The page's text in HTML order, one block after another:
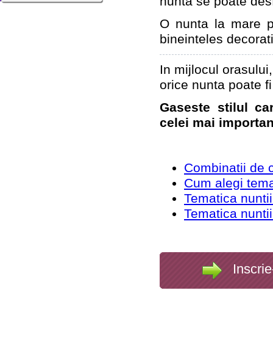
O nunta la mare
bineinteles
In mijlocul
orice nunta poate
Gaseste stilul
celei mai
Combinatii de
Cum alegi
Tematica
Tematica